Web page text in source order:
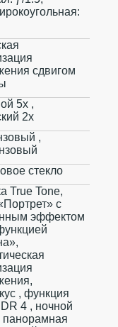
сдвигом
5x ,
2x
,
стекло
True Tone,
с
эффектом
, функция
4 , ночной